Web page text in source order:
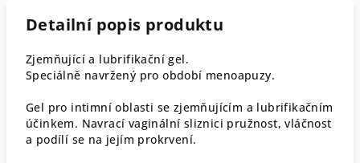
Detailní popis produktu
Zjemňující a lubrifikační gel.
Speciálně navržený pro období menoapuzy.
Gel pro intimní oblasti se zjemňujícím a lubrifikačním
účinkem. Navrací vaginální sliznici pružnost, vláčnost
a podílí se na jejím prokrvení.